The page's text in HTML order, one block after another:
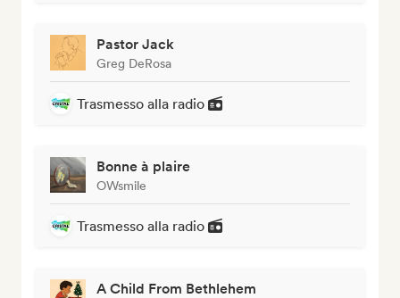
Pastor Jack
Greg DeRosa
Trasmesso alla radio
Bonne à plaire
OWsmile
Trasmesso alla radio
A Child From Bethlehem